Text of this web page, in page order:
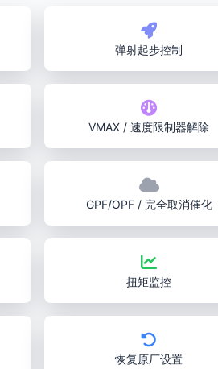
弹射起步控制
VMAX / 速度限制器解除
GPF/OPF / 完全取消催化
扭矩监控
恢复原厂设置